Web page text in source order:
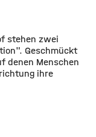
stehen zwei
Geschmückt
denen Menschen
ihre